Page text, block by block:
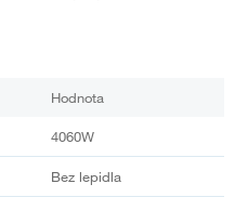
Hodnota
4060W
Bez lepidla